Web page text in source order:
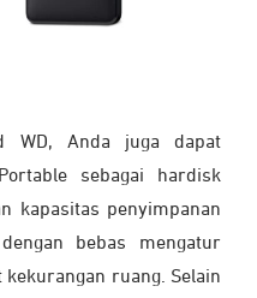
WD, Anda juga dapat
sebagai hardisk
kapasitas penyimpanan
bebas mengatur
ruang. Selain